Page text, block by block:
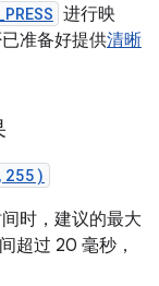
进行映
准备好提供清晰
时，建议的最大
超过 20 毫秒，